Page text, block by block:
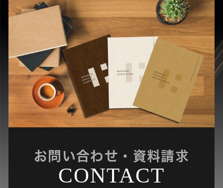
お問い合わせ・資料請求
CONTACT